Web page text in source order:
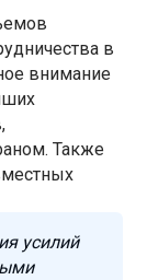
в
внимание
Также
усилий